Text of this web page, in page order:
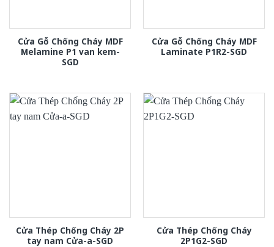
Cửa Gỗ Chống Cháy MDF
Melamine P1 van kem-
SGD
Cửa Gỗ Chống Cháy MDF
Laminate P1R2-SGD
Cửa Thép Chống Cháy 2P
tay nam Cửa-a-SGD
Cửa Thép Chống Cháy
2P1G2-SGD